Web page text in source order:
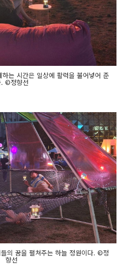
는 시간은 일상에 활력을 불어넣어 준
. ©정향선
의 꿈을 펼쳐주는 하늘 정원이다. ©정
향선